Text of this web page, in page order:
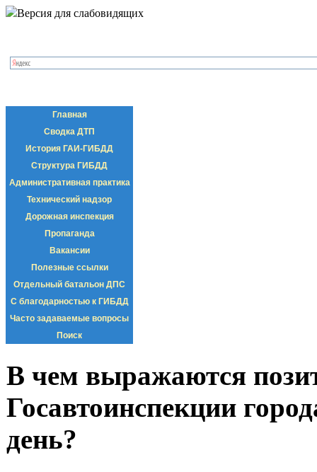
Версия для слабовидящих
Главная
Сводка ДТП
История ГАИ-ГИБДД
Структура ГИБДД
Административная практика
Технический надзор
Дорожная инспекция
Пропаганда
Вакансии
Полезные ссылки
Отдельный батальон ДПС
С благодарностью к ГИБДД
Часто задаваемые вопросы
Поиск
В чем выражаются
Госавтоинспекции
день?